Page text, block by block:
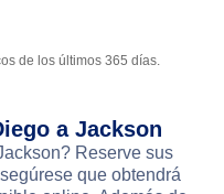
de los últimos 365 días.
a Jackson
Reserve sus
que obtendrá